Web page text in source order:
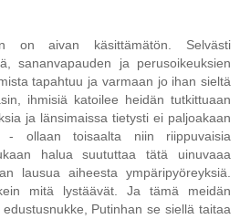
on aivan käsittämätön. Selvästi
sananvapauden ja perusoikeuksien
tapahtuu ja varmaan jo ihan sieltä
ihmisiä katoilee heidän tutkittuaan
ja länsimaissa tietysti ei paljoakaan
ollaan toisaalta niin riippuvaisia
halua suututtaa tätä uinuvaaa
lausua aiheesta ympäripyöreyksiä.
mitä lystäävät. Ja tämä meidän
Putinhan se siellä taitaa